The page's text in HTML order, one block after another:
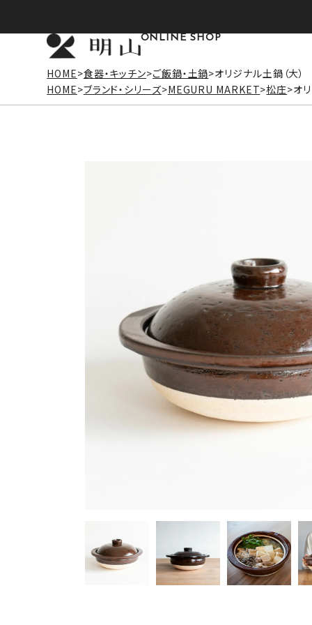
ONLINE SHOP
HOME 食器・キッチン ご飯鍋・土鍋 オリジナル土鍋（大）
HOME ブランド・シリーズ MEGURU MARKET 松庄 オ